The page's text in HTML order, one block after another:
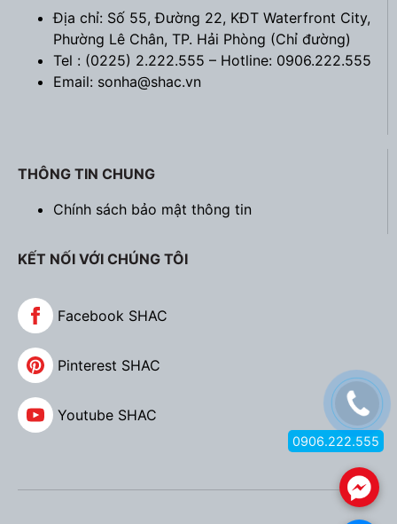
Địa chỉ: Số 55, Đường 22, KĐT Waterfront City,
Phường Lê Chân, TP. Hải Phòng (Chỉ đường)
Tel : (0225) 2.222.555 – Hotline: 0906.222.555
Email: sonha@shac.vn
THÔNG TIN CHUNG
Chính sách bảo mật thông tin
KẾT NỐI VỚI CHÚNG TÔI
Facebook SHAC
Pinterest SHAC
Youtube SHAC
.
0906.222.555